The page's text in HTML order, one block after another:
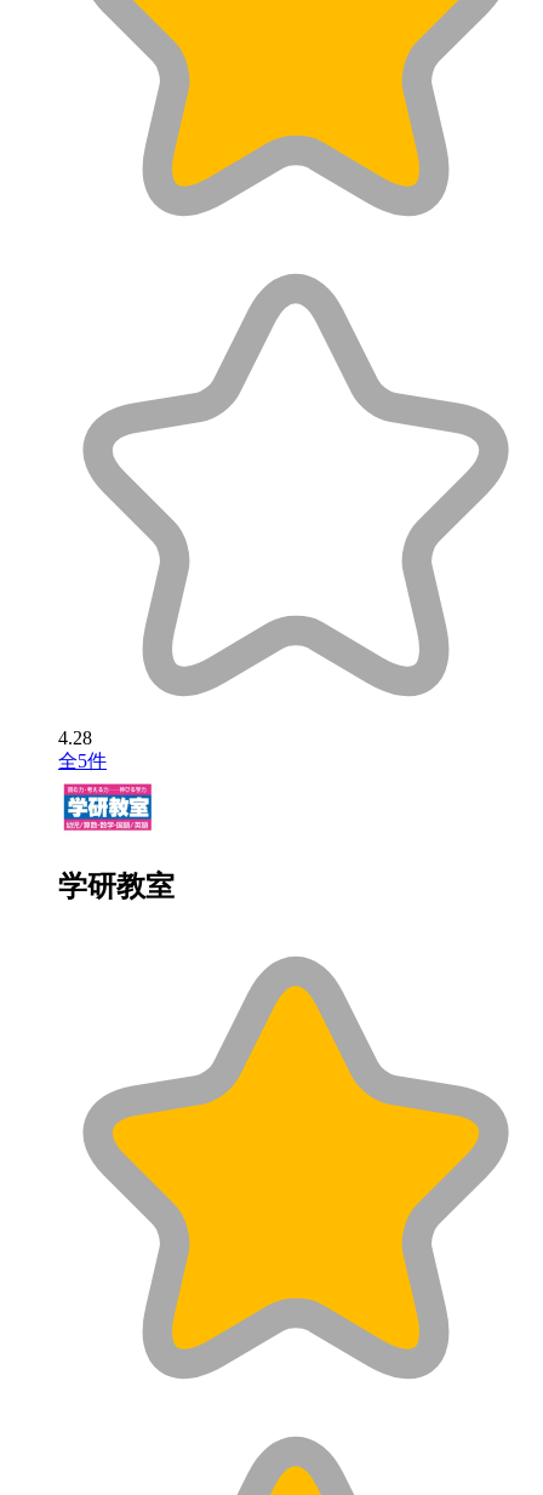
4.28
全5件
学研教室